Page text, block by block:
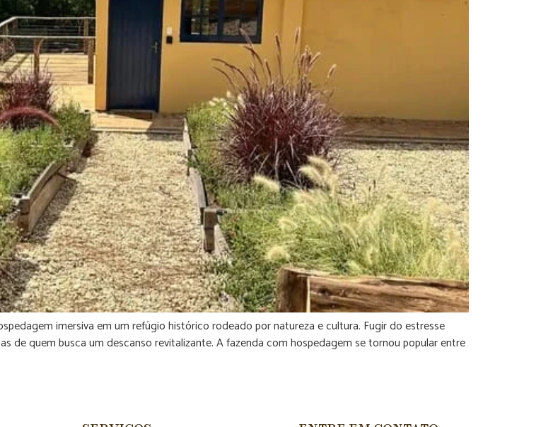
imersiva em um refúgio histórico rodeado por natureza e cultura. Fugir do estresse
de quem busca um descanso revitalizante. A fazenda com hospedagem se tornou popular entre